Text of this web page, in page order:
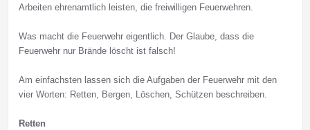
Arbeiten ehrenamtlich leisten, die freiwilligen Feuerwehren.
Was macht die Feuerwehr eigentlich. Der Glaube, dass die
Feuerwehr nur Brände löscht ist falsch!
Am einfachsten lassen sich die Aufgaben der Feuerwehr mit den
vier Worten: Retten, Bergen, Löschen, Schützen beschreiben.
Retten